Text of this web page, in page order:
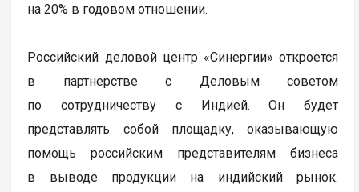
на 20% в годовом отношении.
Российский деловой центр «Синергии» откроется
в партнерстве с Деловым советом
по сотрудничеству с Индией. Он будет
представлять собой площадку, оказывающую
помощь российским представителям бизнеса
в выводе продукции на индийский рынок.